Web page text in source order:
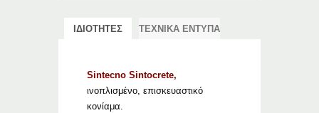
ΙΔΙΟΤΗΤΕΣ ΤΕΧΝΙΚΑ ΕΝΤΥΠΑ
Sintecno Sintocrete,
ινοπλισμένο, επισκευαστικό
κονίαμα.